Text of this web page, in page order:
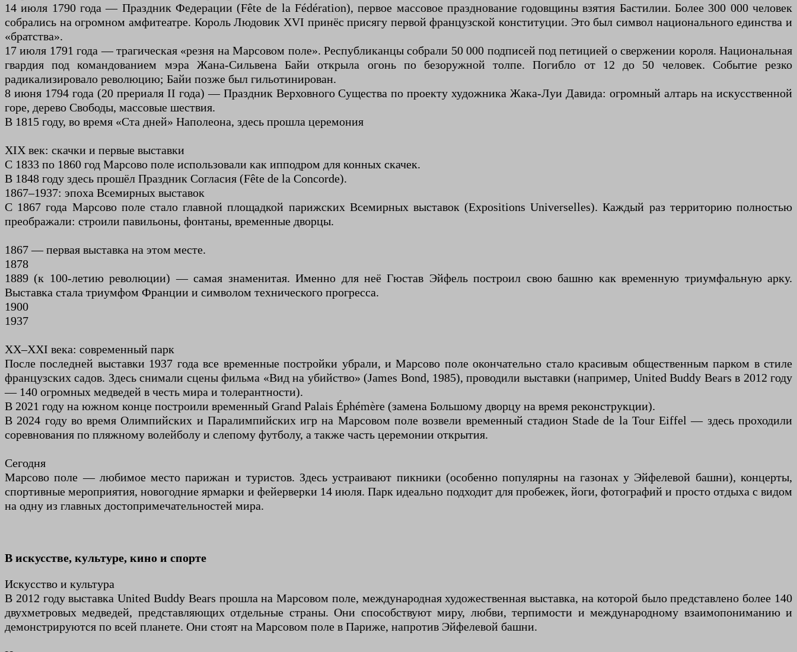
14 июля 1790 года — Праздник Федерации (Fête de la Fédération), первое массовое празднование годовщины взятия Бастилии. Более 300 000 человек
собрались на огромном амфитеатре. Король Людовик XVI принёс присягу первой французской конституции. Это был символ национального единства и
«братства».
17 июля 1791 года — трагическая «резня на Марсовом поле». Республиканцы собрали 50 000 подписей под петицией о свержении короля. Национальная
гвардия под командованием мэра Жана-Сильвена Байи открыла огонь по безоружной толпе. Погибло от 12 до 50 человек. Событие резко
радикализировало революцию; Байи позже был гильотинирован.
8 июня 1794 года (20 прериаля II года) — Праздник Верховного Существа по проекту художника Жака-Луи Давида: огромный алтарь на искусственной
горе, дерево Свободы, массовые шествия.
В 1815 году, во время «Ста дней» Наполеона, здесь прошла церемония
XIX век: скачки и первые выставки
С 1833 по 1860 год Марсово поле использовали как ипподром для конных скачек.
В 1848 году здесь прошёл Праздник Согласия (Fête de la Concorde).
1867–1937: эпоха Всемирных выставок
С 1867 года Марсово поле стало главной площадкой парижских Всемирных выставок (Expositions Universelles). Каждый раз территорию полностью
преображали: строили павильоны, фонтаны, временные дворцы.
1867 — первая выставка на этом месте.
1878
1889 (к 100-летию революции) — самая знаменитая. Именно для неё Гюстав Эйфель построил свою башню как временную триумфальную арку.
Выставка стала триумфом Франции и символом технического прогресса.
1900
1937
XX–XXI века: современный парк
После последней выставки 1937 года все временные постройки убрали, и Марсово поле окончательно стало красивым общественным парком в стиле
французских садов. Здесь снимали сцены фильма «Вид на убийство» (James Bond, 1985), проводили выставки (например, United Buddy Bears в 2012 году
— 140 огромных медведей в честь мира и толерантности).
В 2021 году на южном конце построили временный Grand Palais Éphémère (замена Большому дворцу на время реконструкции).
В 2024 году во время Олимпийских и Паралимпийских игр на Марсовом поле возвели временный стадион Stade de la Tour Eiffel — здесь проходили
соревнования по пляжному волейболу и слепому футболу, а также часть церемонии открытия.
Сегодня
Марсово поле — любимое место парижан и туристов. Здесь устраивают пикники (особенно популярны на газонах у Эйфелевой башни), концерты,
спортивные мероприятия, новогодние ярмарки и фейерверки 14 июля. Парк идеально подходит для пробежек, йоги, фотографий и просто отдыха с видом
на одну из главных достопримечательностей мира.
В искусстве, культуре, кино и спорте
Искусство и культура
В 2012 году выставка United Buddy Bears прошла на Марсовом поле, международная художественная выставка, на которой было представлено более 140
двухметровых медведей, представляющих отдельные страны. Они способствуют миру, любви, терпимости и международному взаимопониманию и
демонстрируются по всей планете. Они стоят на Марсовом поле в Париже, напротив Эйфелевой башни.